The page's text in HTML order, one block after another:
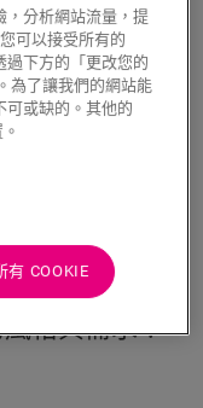
問有待解答？沒
遠樂於為您服務。
格與需求？
，分析網站流量，提
可以接受所有的
過下方的「更改您的
為了讓我們的網站能
可或缺的。其他的
有 COOKIE